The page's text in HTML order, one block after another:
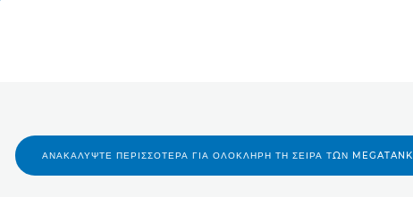
ΑΝΑΚΑΛΎΨΤΕ ΠΕΡΙΣΣΌΤΕΡΑ ΓΙΑ ΟΛΌΚΛΗΡΗ ΤΗ ΣΕΙΡΆ ΤΩΝ MEGATANK